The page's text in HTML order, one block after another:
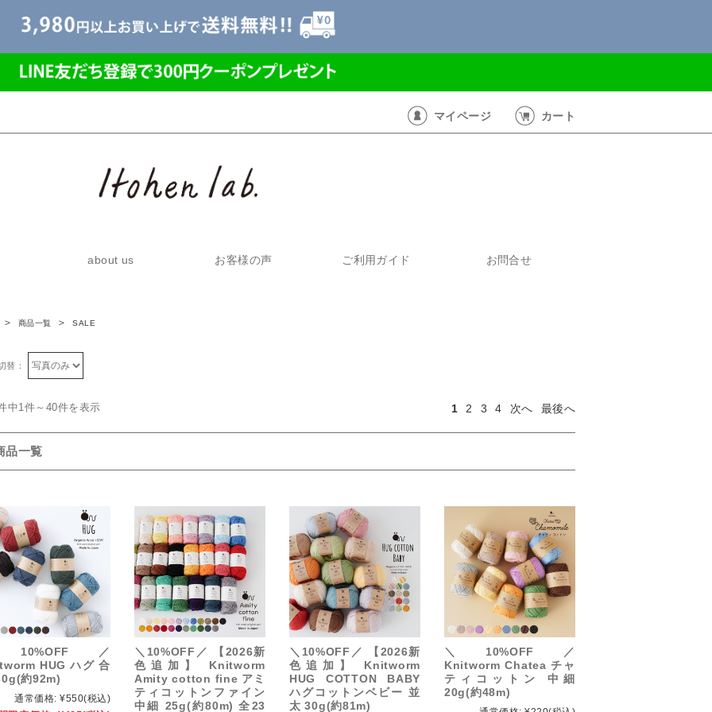
マイページ カート
about us お客様の声 ご利用ガイド お問合せ
商品一覧 SALE
替：
中1件～40件を表示 1 2 3 4 次へ 最後へ
品一覧
／
HUG ハグ 合
約92m)
通常価格: ¥550(税込)
＼10%OFF／ 【2026新
色追加】 Knitworm
Amity cotton fine アミ
ティコットンファイン
中細 25g(約80m) 全23
＼10%OFF／ 【2026新
色追加】 Knitworm
HUG COTTON BABY
ハグコットンベビー 並
太 30g(約81m)
＼10%OFF／
Knitworm Chatea チャ
ティコットン 中細
20g(約48m)